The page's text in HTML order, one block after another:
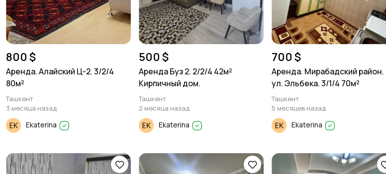
800 $
Аренда. Алайский Ц-2. 3/2/4
80м²
Ташкент
3 месяца назад
Ekaterina
500 $
Аренда Буз 2. 2/2/4 42м²
Кирпичный дом.
Ташкент
2 месяца назад
Ekaterina
700 $
Аренда. Мирабадский район.
ул. Эльбека. 3/1/4 70м²
Ташкент
5 месяцев назад
Ekaterina